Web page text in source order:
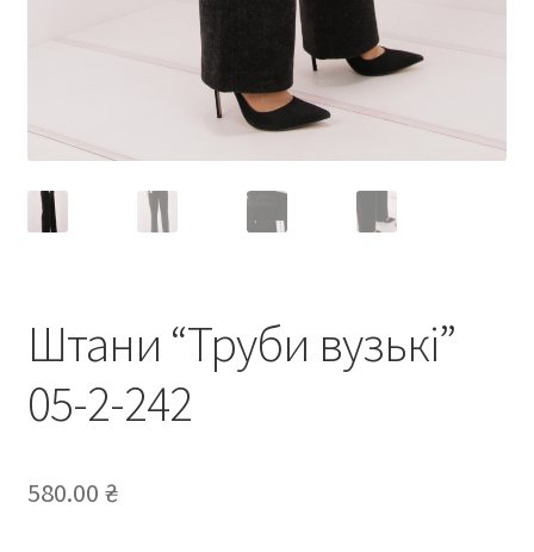
Штани “Труби вузькі”
05-2-242
580.00 ₴